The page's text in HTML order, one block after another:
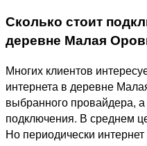
Сколько стоит
деревне Малая
Многих клиентов
интернета в деревне
выбранного провайдера, а
подключения. В среднем
Но периодически